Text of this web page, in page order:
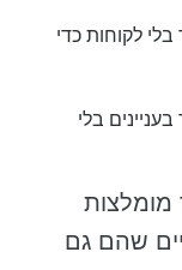
לקוחות כדי
בלי
מומלצות
שהם גם